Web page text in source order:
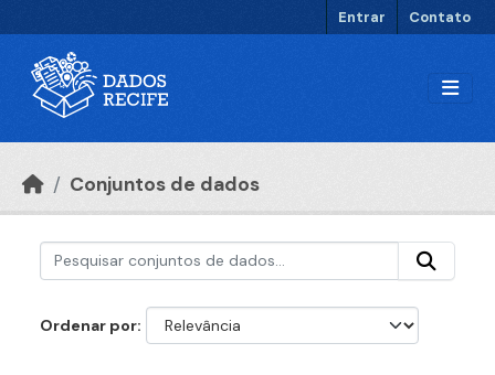
Entrar Contato
Conjuntos de dados
Ordenar por